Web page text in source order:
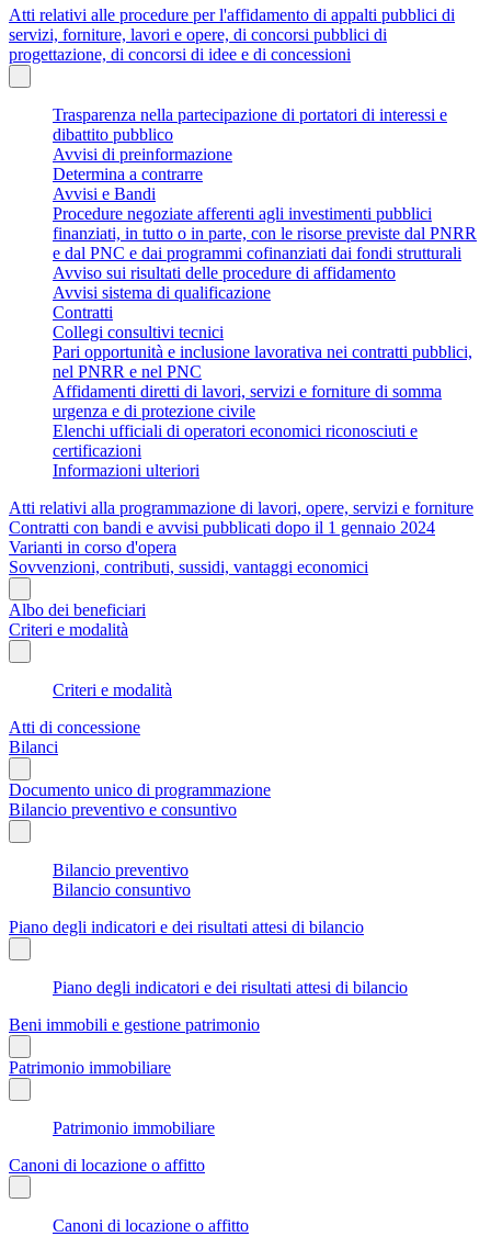
Atti relativi alle procedure per l'affidamento di appalti pubblici di
servizi, forniture, lavori e opere, di concorsi pubblici di
progettazione, di concorsi di idee e di concessioni
Trasparenza nella partecipazione di portatori di interessi e
dibattito pubblico
Avvisi di preinformazione
Determina a contrarre
Avvisi e Bandi
Procedure negoziate afferenti agli investimenti pubblici
finanziati, in tutto o in parte, con le risorse previste dal PNRR
e dal PNC e dai programmi cofinanziati dai fondi strutturali
Avviso sui risultati delle procedure di affidamento
Avvisi sistema di qualificazione
Contratti
Collegi consultivi tecnici
Pari opportunità e inclusione lavorativa nei contratti pubblici,
nel PNRR e nel PNC
Affidamenti diretti di lavori, servizi e forniture di somma
urgenza e di protezione civile
Elenchi ufficiali di operatori economici riconosciuti e
certificazioni
Informazioni ulteriori
Atti relativi alla programmazione di lavori, opere, servizi e forniture
Contratti con bandi e avvisi pubblicati dopo il 1 gennaio 2024
Varianti in corso d'opera
Sovvenzioni, contributi, sussidi, vantaggi economici
Albo dei beneficiari
Criteri e modalità
Criteri e modalità
Atti di concessione
Bilanci
Documento unico di programmazione
Bilancio preventivo e consuntivo
Bilancio preventivo
Bilancio consuntivo
Piano degli indicatori e dei risultati attesi di bilancio
Piano degli indicatori e dei risultati attesi di bilancio
Beni immobili e gestione patrimonio
Patrimonio immobiliare
Patrimonio immobiliare
Canoni di locazione o affitto
Canoni di locazione o affitto